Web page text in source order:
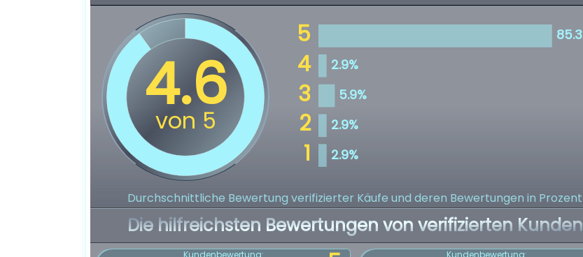
Durchschnittliche Bewertung verifizierter Käufe und deren Bewertungen in Prozent
Die hilfreichsten Bewertungen von verifizierten Kunden
Kundenbewertung: Kundenbewertung: